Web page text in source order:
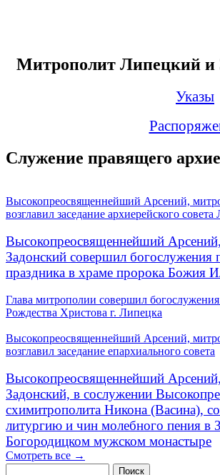
Митрополит Липецкий и
Указы
Служение правящего
Высокопреосвященнейший Арсений,
возглавил заседание архиерейского
Высокопреосвященнейший
Задонский совершил богослужения
праздника в храме пророка Божия
Глава митрополии совершил
Рождества Христова г. Липецка
Высокопреосвященнейший Арсений,
возглавил заседание епархиального совета
Высокопреосвященнейший
Задонский, в сослужении
схимитрополита Никона (Васина),
литургию и чин молебного пения в
Богородицком мужском монастыре
Смотреть все →
Поиск